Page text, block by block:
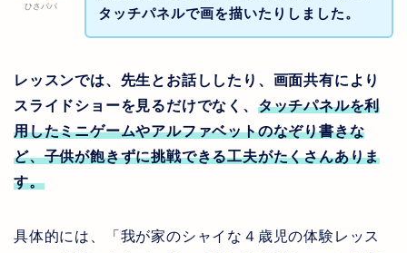
ひさパパ
タッチパネルで画を描いたりしました。
レッスンでは、先生とお話ししたり、画面共有により
スライドショーを見るだけでなく、 タッチパネルを利
用したミニゲームやアルファベットのなぞり書きな
ど、子供が飽きずに挑戦できる工夫がたくさんありま
す。
具体的には、「我が家のシャイな４歳児の体験レッス